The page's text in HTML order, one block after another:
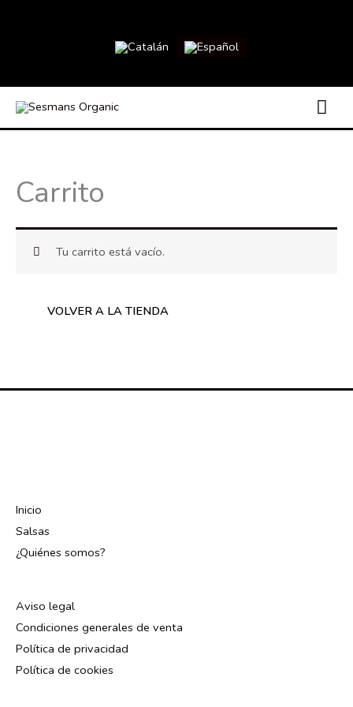
Carrito
Tu carrito está vacío.
VOLVER A LA TIENDA
Inicio
Salsas
¿Quiénes somos?
Aviso legal
Condiciones generales de venta
Política de privacidad
Política de cookies